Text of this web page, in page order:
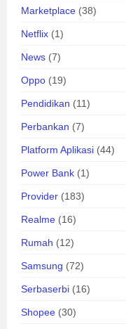
Marketplace (38)
Netflix (1)
News (7)
Oppo (19)
Pendidikan (11)
Perbankan (7)
Platform Aplikasi (44)
Power Bank (1)
Provider (183)
Realme (16)
Rumah (12)
Samsung (72)
Serbaserbi (16)
Shopee (30)